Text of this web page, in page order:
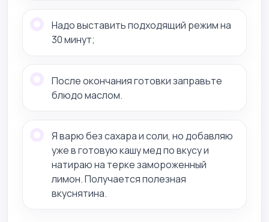
Надо выставить подходящий режим на
30 минут;
После окончания готовки заправьте
блюдо маслом.
Я варю без сахара и соли, но добавляю
уже в готовую кашу мед по вкусу и
натираю на терке замороженный
лимон. Получается полезная
вкуснятина.